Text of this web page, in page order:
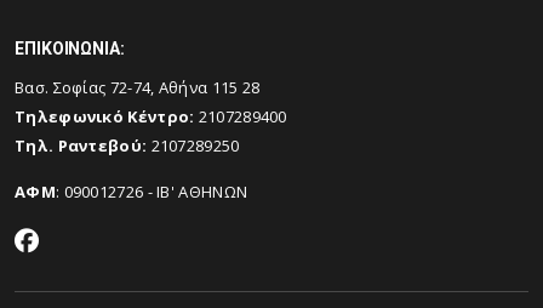
ΕΠΙΚΟΙΝΩΝΙΑ:
Βασ. Σοφίας 72-74, Αθήνα 115 28
Τηλεφωνικό Κέντρο: 2107289400
Τηλ. Ραντεβού: 2107289250
ΑΦΜ: 090012726 - ΙΒ' ΑΘΗΝΩΝ